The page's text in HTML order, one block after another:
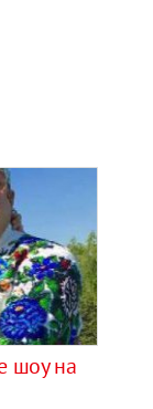
шоу на